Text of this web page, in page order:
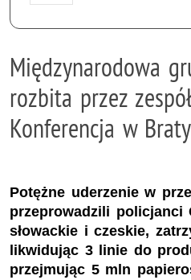
Międzynarodowa
rozbita przez
Konferencja w
Potężne uderzenie w
przeprowadzili policjanci
słowackie i czeskie,
likwidując 3 linie do
przejmując 5 mln